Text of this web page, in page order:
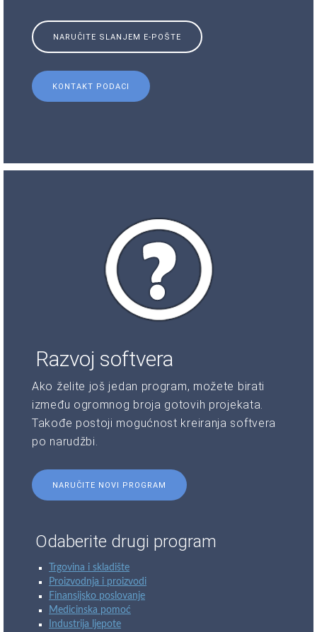
NARUČITE SLANJEM E-POŠTE
KONTAKT PODACI
Razvoj softvera
Ako želite još jedan program, možete birati
između ogromnog broja gotovih projekata.
Takođe postoji mogućnost kreiranja softvera
po narudžbi.
NARUČITE NOVI PROGRAM
Odaberite drugi program
Trgovina i skladište
Proizvodnja i proizvodi
Finansijsko poslovanje
Medicinska pomoć
Industrija ljepote